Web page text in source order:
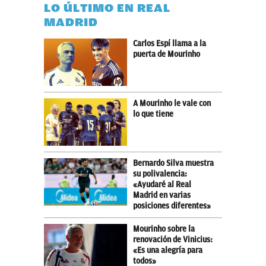
LO ÚLTIMO EN REAL
MADRID
Carlos Espí llama a la
puerta de Mourinho
A Mourinho le vale con
lo que tiene
Bernardo Silva muestra
su polivalencia:
«Ayudaré al Real
Madrid en varias
posiciones diferentes»
Mourinho sobre la
renovación de Vinicius:
«Es una alegría para
todos»